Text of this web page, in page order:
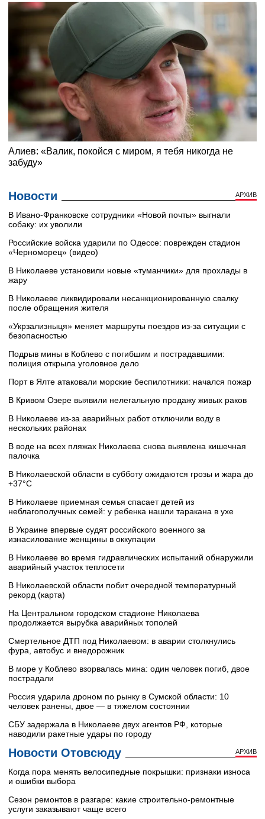
Новости АРХИВ
В Ивано-Франковске сотрудники «Новой почты» выгнали
собаку: их уволили
Российские войска ударили по Одессе: поврежден стадион
«Черноморец» (видео)
В Николаеве установили новые «туманчики» для прохлады в
жару
В Николаеве ликвидировали несанкционированную свалку
после обращения жителя
«Укрзализныця» меняет маршруты поездов из-за ситуации с
безопасностью
Подрыв мины в Коблево с погибшим и пострадавшими:
полиция открыла уголовное дело
Порт в Ялте атаковали морские беспилотники: начался пожар
В Кривом Озере выявили нелегальную продажу живых раков
В Николаеве из-за аварийных работ отключили воду в
нескольких районах
В воде на всех пляжах Николаева снова выявлена кишечная
палочка
В Николаевской области в субботу ожидаются грозы и жара до
+37°C
В Николаеве приемная семья спасает детей из
неблагополучных семей: у ребенка нашли таракана в ухе
В Украине впервые судят российского военного за
изнасилование женщины в оккупации
В Николаеве во время гидравлических испытаний обнаружили
аварийный участок теплосети
В Николаевской области побит очередной температурный
рекорд (карта)
На Центральном городском стадионе Николаева
продолжается вырубка аварийных тополей
Смертельное ДТП под Николаевом: в аварии столкнулись
фура, автобус и внедорожник
В море у Коблево взорвалась мина: один человек погиб, двое
пострадали
Россия ударила дроном по рынку в Сумской области: 10
человек ранены, двое — в тяжелом состоянии
СБУ задержала в Николаеве двух агентов РФ, которые
наводили ракетные удары по городу
Новости Отовсюду АРХИВ
Когда пора менять велосипедные покрышки: признаки износа
и ошибки выбора
Сезон ремонтов в разгаре: какие строительно-ремонтные
услуги заказывают чаще всего